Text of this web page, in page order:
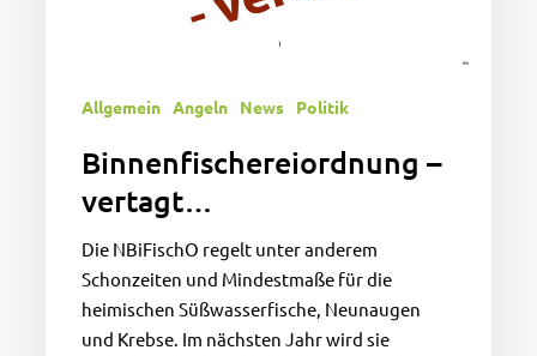
Allgemein Angeln News Politik
Binnenfischereiordnung –
vertagt…
Die NBiFischO regelt unter anderem
Schonzeiten und Mindestmaße für die
heimischen Süßwasserfische, Neunaugen
und Krebse. Im nächsten Jahr wird sie